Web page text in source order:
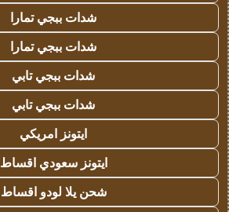
شدات ببجي تمارا
شدات ببجي تمارا
شدات ببجي تابي
شدات ببجي تابي
ايتونز امريكي
ايتونز سعودي اقساط
شحن يلا لودو اقساط